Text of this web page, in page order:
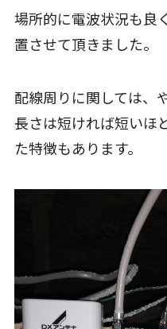
場所的に電波状況も良
置させて頂きました。
配線周りに関しては、
長さは短ければ短いほ
た特徴もあります。